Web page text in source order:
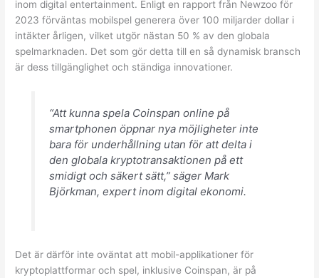
inom digital entertainment. Enligt en rapport från Newzoo för
2023 förväntas mobilspel generera över 100 miljarder dollar i
intäkter årligen, vilket utgör nästan 50 % av den globala
spelmarknaden. Det som gör detta till en så dynamisk bransch
är dess tillgänglighet och ständiga innovationer.
“Att kunna spela Coinspan online på
smartphonen öppnar nya möjligheter inte
bara för underhållning utan för att delta i
den globala kryptotransaktionen på ett
smidigt och säkert sätt,” säger Mark
Björkman, expert inom digital ekonomi.
Det är därför inte oväntat att mobil-applikationer för
kryptoplattformar och spel, inklusive Coinspan, är på